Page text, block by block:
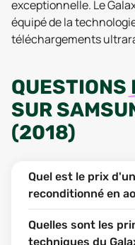
exceptionnelle. Le
équipé de la
téléchargements
QUESTIONS
SUR
(2018)
Quel est le prix
reconditionné en
Quelles sont les
techniques du